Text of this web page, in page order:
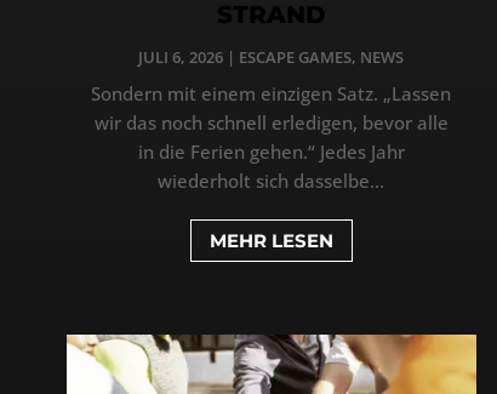
STRAND
JULI 6, 2026 | ESCAPE GAMES, NEWS
Sondern mit einem einzigen Satz. „Lassen
wir das noch schnell erledigen, bevor alle
in die Ferien gehen.“ Jedes Jahr
wiederholt sich dasselbe...
MEHR LESEN